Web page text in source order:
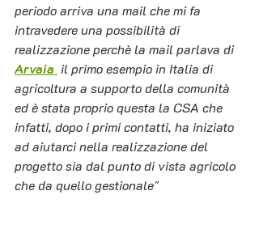
periodo arriva una mail che mi fa
intravedere una possibilità di
realizzazione perchè la mail parlava di
Arvaia il primo esempio in Italia di
agricoltura a supporto della comunità
ed è stata proprio questa la CSA che
infatti, dopo i primi contatti, ha iniziato
ad aiutarci nella realizzazione del
progetto sia dal punto di vista agricolo
che da quello gestionale"